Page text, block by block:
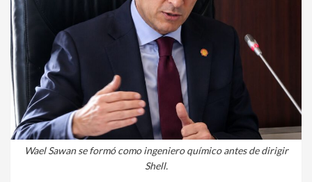
Wael Sawan se formó como ingeniero químico antes de dirigir
Shell.